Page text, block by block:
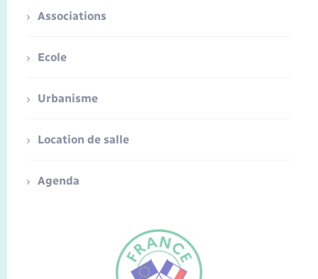
Associations
Ecole
Urbanisme
Location de salle
Agenda